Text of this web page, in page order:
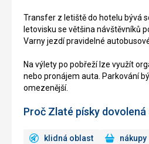
Transfer z letiště do hotelu bývá
letovisku se většina návštěvníků
Varny jezdí pravidelné
Na výlety po pobřeží lze využít
nebo pronájem auta. Parkování
omezenější.
Proč Zlaté písky dovolená
klidná oblast nákupy